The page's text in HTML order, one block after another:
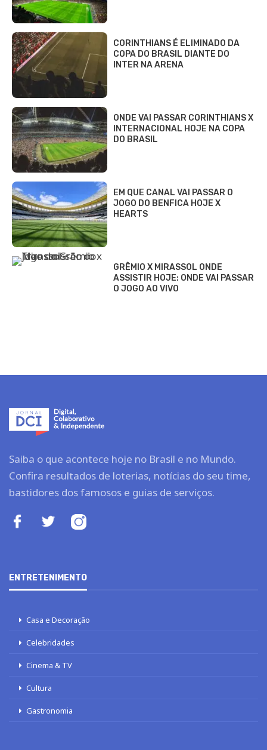
CORINTHIANS É ELIMINADO DA
COPA DO BRASIL DIANTE DO
INTER NA ARENA
ONDE VAI PASSAR CORINTHIANS X
INTERNACIONAL HOJE NA COPA
DO BRASIL
EM QUE CANAL VAI PASSAR O
JOGO DO BENFICA HOJE X
HEARTS
GRÊMIO X MIRASSOL ONDE
ASSISTIR HOJE: ONDE VAI PASSAR
O JOGO AO VIVO
Saiba o que acontece hoje no Brasil e no Mundo.
Confira resultados de loterias, notícias do seu time,
bastidores dos famosos e guias de serviços.
ENTRETENIMENTO
Casa e Decoração
Celebridades
Cinema & TV
Cultura
Gastronomia